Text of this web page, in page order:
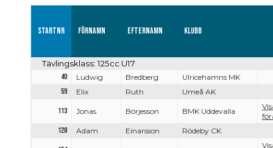
Startnr Förnamn Efternamn Klubb
Tävlingsklass: 125cc U17
40 Ludwig Bredberg
Ulricehamns MK
59
Elix Ruth Umeå AK
113 Jonas Börjesson BMK Uddevalla
128
Adam Einarsson Rödeby CK